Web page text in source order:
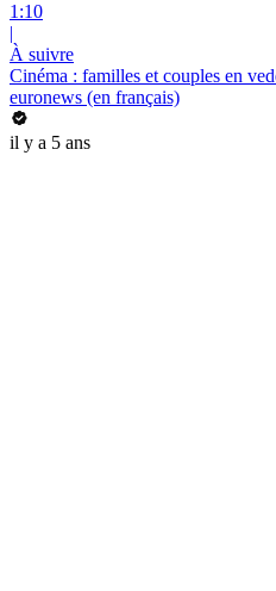
1:10
|
À suivre
Cinéma : familles et couples en
euronews (en français)
il y a 5 ans